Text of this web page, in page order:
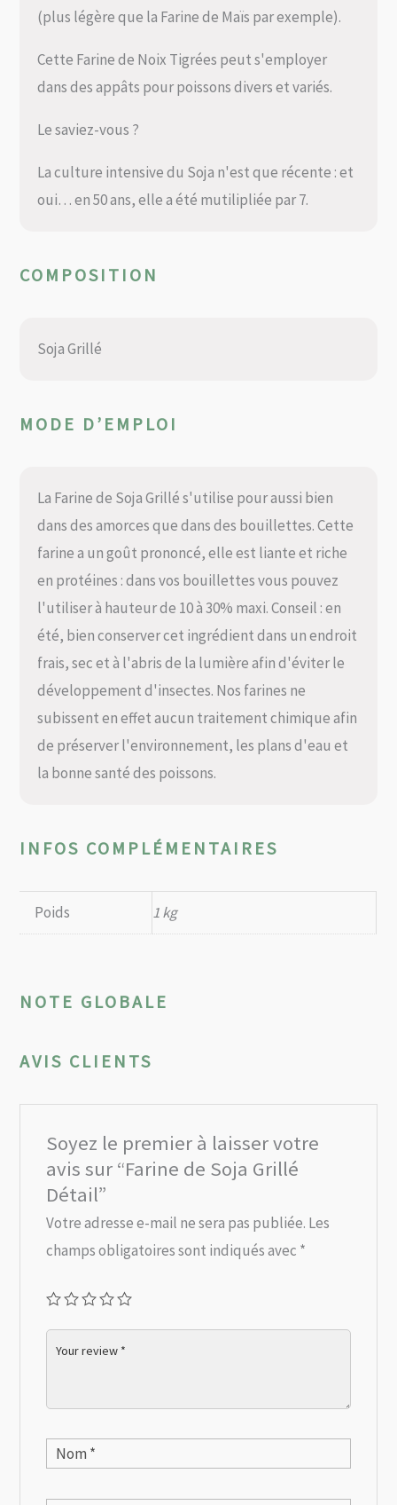
(plus légère que la Farine de Maïs par exemple).
Cette Farine de Noix Tigrées peut s'employer
dans des appâts pour poissons divers et variés.
Le saviez-vous ?
La culture intensive du Soja n'est que récente : et
oui… en 50 ans, elle a été mutilipliée par 7.
COMPOSITION
Soja Grillé
MODE D’EMPLOI
La Farine de Soja Grillé s'utilise pour aussi bien
dans des amorces que dans des bouillettes. Cette
farine a un goût prononcé, elle est liante et riche
en protéines : dans vos bouillettes vous pouvez
l'utiliser à hauteur de 10 à 30% maxi. Conseil : en
été, bien conserver cet ingrédient dans un endroit
frais, sec et à l'abris de la lumière afin d'éviter le
développement d'insectes. Nos farines ne
subissent en effet aucun traitement chimique afin
de préserver l'environnement, les plans d'eau et
la bonne santé des poissons.
INFOS COMPLÉMENTAIRES
Poids 1 kg
NOTE GLOBALE
AVIS CLIENTS
Soyez le premier à laisser votre
avis sur “Farine de Soja Grillé
Détail”
Votre adresse e-mail ne sera pas publiée. Les
champs obligatoires sont indiqués avec *